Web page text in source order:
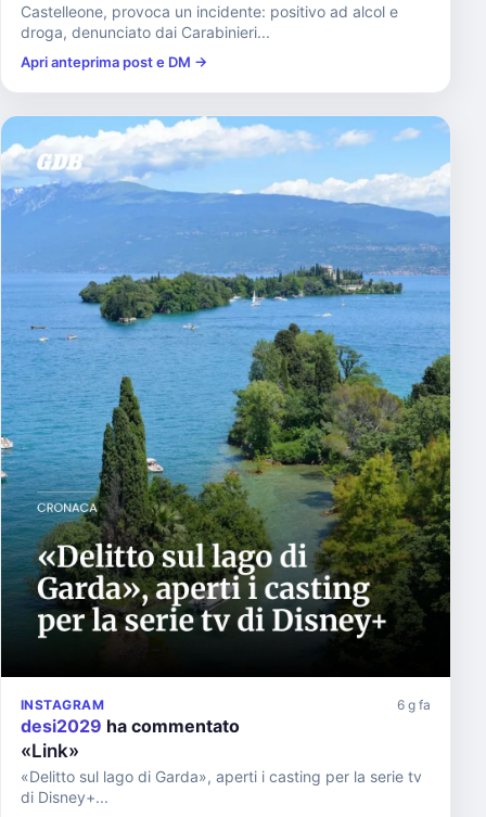
Castelleone, provoca un incidente: positivo ad alcol e
droga, denunciato dai Carabinieri...
Apri anteprima post e DM →
INSTAGRAM 6 g fa
desi2029 ha commentato
«Link»
«Delitto sul lago di Garda», aperti i casting per la serie tv
di Disney+...